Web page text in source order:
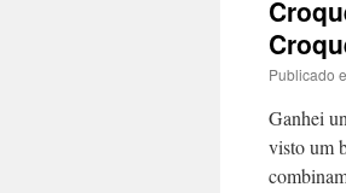
Publicado
Ganhei
visto um